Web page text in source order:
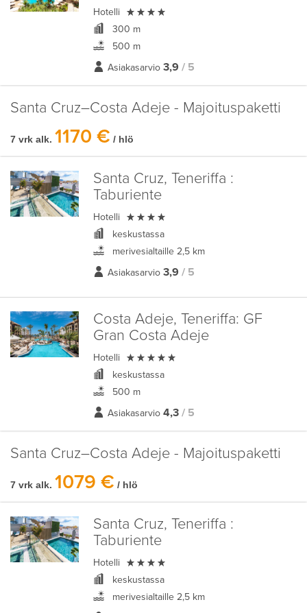
Hotelli 
300 m
500 m
Asiakasarvio 3,9 / 5
Santa Cruz–Costa Adeje - Majoituspaketti
7 vrk alk. 1170 € / hlö
Santa Cruz, Teneriffa :
Taburiente
Hotelli 
keskustassa
merivesialtaille 2,5 km
Asiakasarvio 3,9 / 5
Costa Adeje, Teneriffa: GF
Gran Costa Adeje
Hotelli 
keskustassa
500 m
Asiakasarvio 4,3 / 5
Santa Cruz–Costa Adeje - Majoituspaketti
7 vrk alk. 1079 € / hlö
Santa Cruz, Teneriffa :
Taburiente
Hotelli 
keskustassa
merivesialtaille 2,5 km